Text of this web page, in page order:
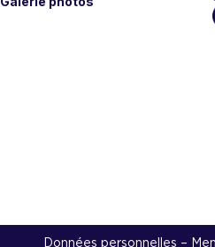
Données personnelles –